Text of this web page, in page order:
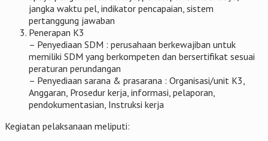
jangka waktu pel, indikator pencapaian, sistem
pertanggung jawaban
Penerapan K3
– Penyediaan SDM : perusahaan berkewajiban untuk
memiliki SDM yang berkompeten dan bersertifikat sesuai
peraturan perundangan
– Penyediaan sarana & prasarana : Organisasi/unit K3,
Anggaran, Prosedur kerja, informasi, pelaporan,
pendokumentasian, Instruksi kerja
Kegiatan pelaksanaan meliputi: